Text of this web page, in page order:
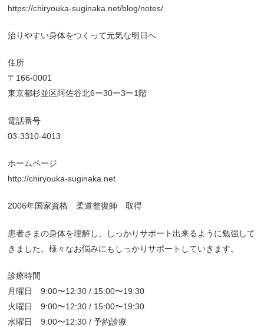
https://chiryouka-suginaka.net/blog/notes/
治りやすい身体をつくって元気な明日へ
住所
〒166-0001
東京都杉並区阿佐谷北6ー30ー3ー1階
電話番号
03-3310-4013
ホームページ
http://chiryouka-suginaka.net
2006年国家資格 柔道整復師 取得
患者さまの身体を理解し、しっかりサポート出来るように勉強して
きました。様々なお悩みにもしっかりサポートしていきます。
診療時間
月曜日 9:00〜12:30 / 15:00〜19:30
火曜日 9:00〜12:30 / 15:00〜19:30
水曜日 9:00〜12:30 / 予約診療